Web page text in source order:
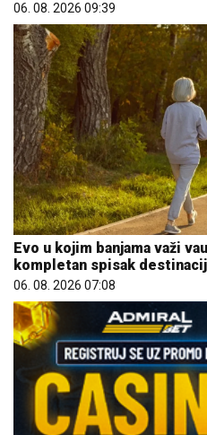
06. 08. 2026 09:39
Evo u kojim banjama važi
kompletan spisak
06. 08. 2026 07:08